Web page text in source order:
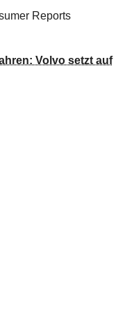
Volvo setzt auf